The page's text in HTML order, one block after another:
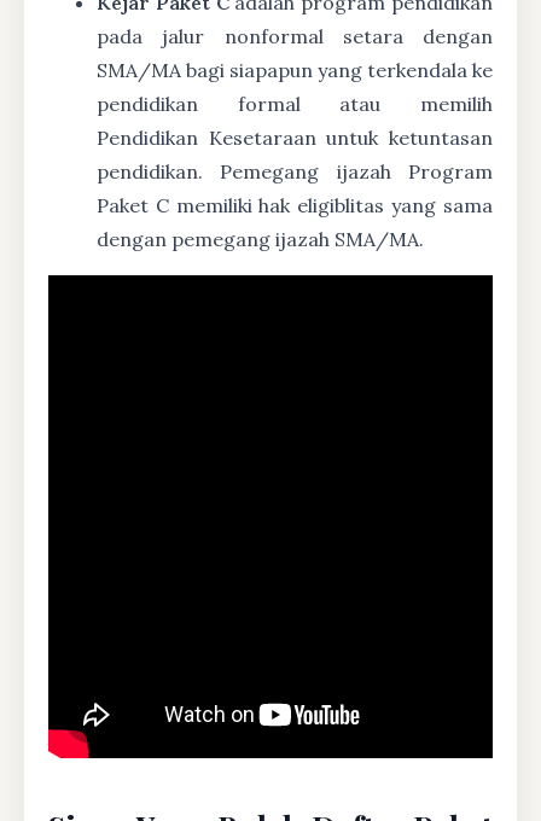
pada jalur nonformal setara dengan
SMA/MA bagi siapapun yang terkendala ke
pendidikan formal atau memilih
Pendidikan Kesetaraan untuk ketuntasan
pendidikan. Pemegang ijazah Program
Paket C memiliki hak eligiblitas yang sama
dengan pemegang ijazah SMA/MA.